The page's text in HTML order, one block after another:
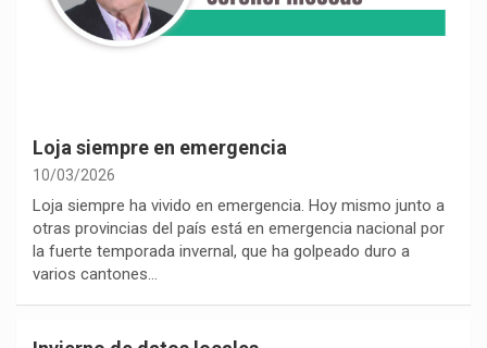
Loja siempre en emergencia
10/03/2026
Loja siempre ha vivido en emergencia. Hoy mismo junto a
otras provincias del país está en emergencia nacional por
la fuerte temporada invernal, que ha golpeado duro a
varios cantones…